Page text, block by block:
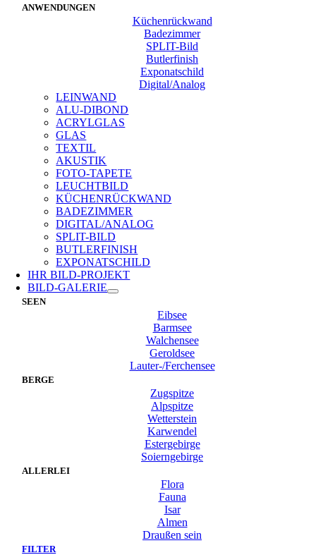
ANWENDUNGEN
Küchenrückwand
Badezimmer
SPLIT-Bild
Butlerfinish
Exponatschild
Digital/Analog
LEINWAND
ALU-DIBOND
ACRYLGLAS
GLAS
TEXTIL
AKUSTIK
FOTO-TAPETE
LEUCHTBILD
KÜCHENRÜCKWAND
BADEZIMMER
DIGITAL/ANALOG
SPLIT-BILD
BUTLERFINISH
EXPONATSCHILD
IHR BILD-PROJEKT
BILD-GALERIE
SEEN
Eibsee
Barmsee
Walchensee
Geroldsee
Lauter-/Ferchensee
BERGE
Zugspitze
Alpspitze
Wetterstein
Karwendel
Estergebirge
Soierngebirge
ALLERLEI
Flora
Fauna
Isar
Almen
Draußen sein
FILTER